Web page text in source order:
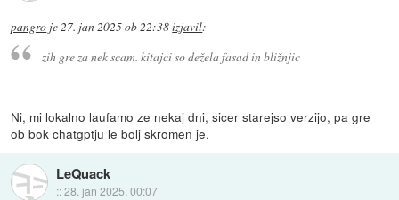
pangro je27. jan 2025 ob 22:38izjavil:
zih gre za nek scam. kitajci so dežela fasad in bližnjic
Ni, mi lokalno laufamo ze nekaj dni, sicer starejso verzijo, pa gre
ob bok chatgptju le bolj skromen je.
LeQuack
::28. jan 2025, 00:07